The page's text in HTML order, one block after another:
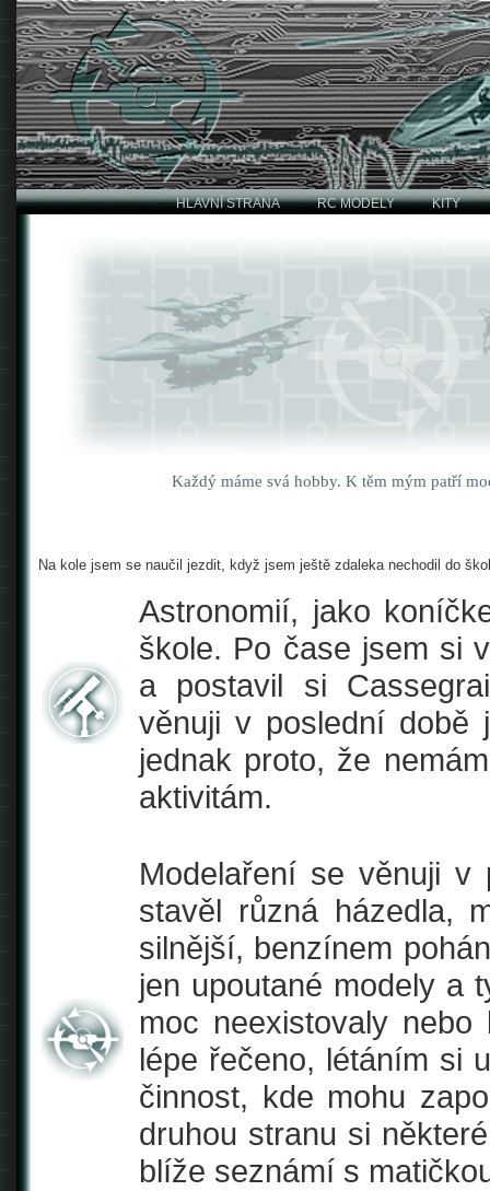
HLAVNÍ STRANA RC MODELY KITY
Každý máme svá hobby. K těm mým patří
Na kole jsem se naučil jezdit, když jsem ještě zdaleka nechodil do
Astronomií, jako
škole. Po čase jsem si
a postavil si
věnuji v poslední době
jednak proto, že
aktivitám.
Modelaření se věnuji
stavěl různá házedla,
silnější, benzínem
jen upoutané modely a
moc neexistovaly nebo
lépe řečeno, létáním si
činnost, kde mohu
druhou stranu si
blíže seznámí s